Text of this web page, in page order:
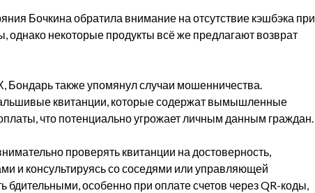
Бочкина обратила внимание на отсутствие кэшбэка при
однако некоторые продукты всё же предлагают возврат
также упомянул случаи мошенничества.
квитанции, которые содержат вымышленные
что потенциально угрожает личным данным граждан.
проверять квитанции на достоверность,
и консультируясь со соседями или управляющей
бдительными, особенно при оплате счетов через QR-коды,